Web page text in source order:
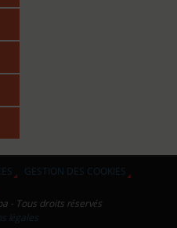
GESTION DES COOKIES
- Tous droits réservés
légales